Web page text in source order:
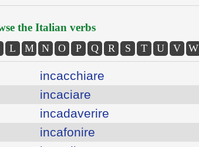
the Italian verbs
L M N O P Q R S T U V W
incacchiare
incaciare
incadaverire
incafonire